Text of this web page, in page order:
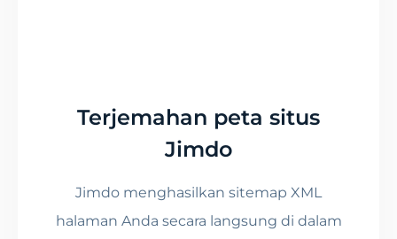
Terjemahan peta situs
Jimdo
Jimdo menghasilkan sitemap XML
halaman Anda secara langsung di dalam